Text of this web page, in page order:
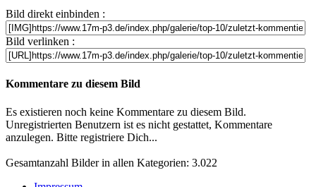
Bild direkt einbinden :
Bild verlinken :
Kommentare zu diesem Bild
Es existieren noch keine Kommentare zu diesem Bild.
Unregistrierten Benutzern ist es nicht gestattet, Kommentare
anzulegen. Bitte registriere Dich...
Gesamtanzahl Bilder in allen Kategorien: 3.022